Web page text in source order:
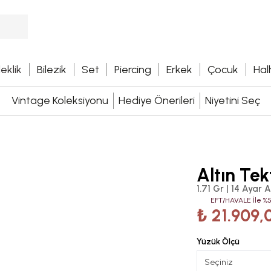
Bilezik Set Piercing Erkek Çocuk
Vintage Koleksiyonu Hediye Önerileri Niyetini Seç
Altın
1.71 Gr | 14 Ayar
EFT/HAVALE İle
₺
Yüzük Ölçü
Seçiniz